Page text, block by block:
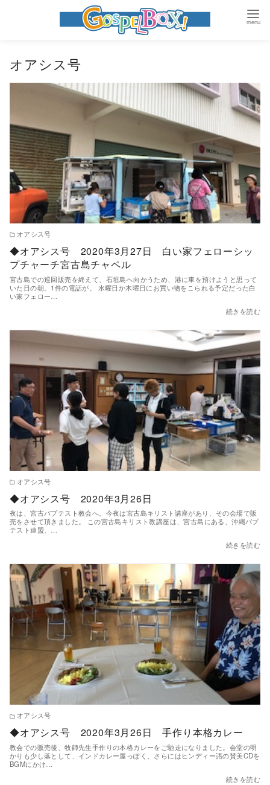
オアシス号
オアシス号
◆オアシス号 2020年3月27日 白い家フェローシッ
プチャーチ宮古島チャペル
宮古島での巡回販売を終えて、石垣島へ向かうため、港に車を預けようと思って
いた日の朝。1件の電話が。 水曜日か木曜日にお買い物をこられる予定だった白
い家フェロー…
続きを読む
オアシス号
◆オアシス号 2020年3月26日
夜は、宮古バプテスト教会へ。今夜は宮古島キリスト講座があり、その会場で販
売をさせて頂きました。 この宮古島キリスト教講座は、宮古島にある、沖縄バプ
テスト連盟、…
続きを読む
オアシス号
◆オアシス号 2020年3月26日 手作り本格カレー
教会での販売後、牧師先生手作りの本格カレーをご馳走になりました。会堂の明
かりも少し落として、インドカレー屋っぽく、さらにはヒンディー語の賛美CDを
BGMにかけ…
続きを読む